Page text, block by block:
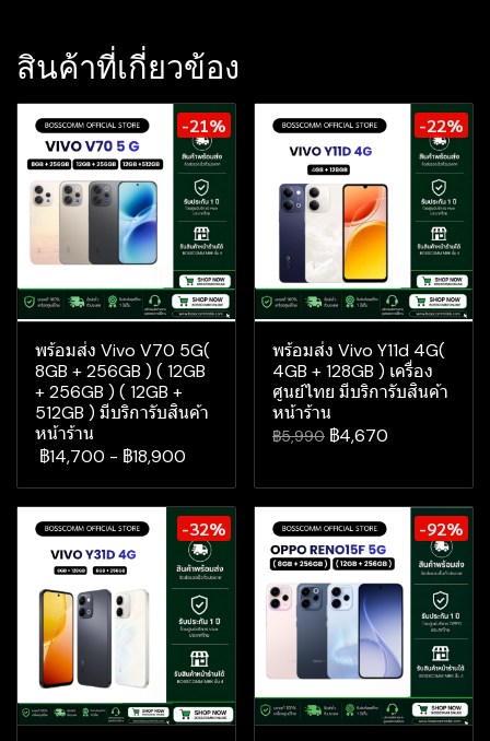
สินค้าที่เกี่ยวข้อง
-21%
พร้อมส่ง Vivo V70 5G(
8GB + 256GB ) ( 12GB
+ 256GB ) ( 12GB +
512GB ) มีบริการับสินค้า
หน้าร้าน
฿14,700 - ฿18,900
-22%
พร้อมส่ง Vivo Y11d 4G(
4GB + 128GB ) เครื่อง
ศูนย์ไทย มีบริการับสินค้า
หน้าร้าน
฿5,990 ฿4,670
-32% -92%